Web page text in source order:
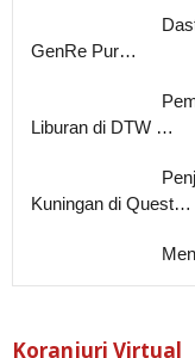
GenRe Pur…
Liburan di DTW …
Kuningan di Quest…
Koranjuri Virtual